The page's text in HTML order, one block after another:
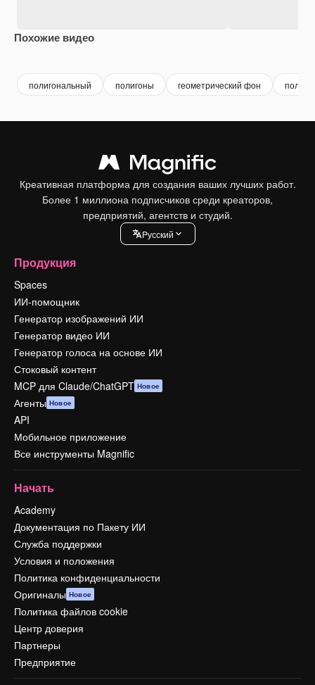
Похожие видео
полигональный полигоны геометрический фон
Креативная платформа для создания ваших лучших работ.
Более 1 миллиона подписчиков среди креаторов,
предприятий, агентств и студий.
Pусский
Продукция
Spaces
ИИ-помощник
Генератор изображений ИИ
Генератор видео ИИ
Генератор голоса на основе ИИ
Стоковый контент
MCP для Claude/ChatGPT Новое
Агенты Новое
API
Мобильное приложение
Все инструменты Magnific
Начать
Academy
Документация по Пакету ИИ
Служба поддержки
Условия и положения
Политика конфиденциальности
Оригиналы Новое
Политика файлов cookie
Центр доверия
Партнеры
Предприятие